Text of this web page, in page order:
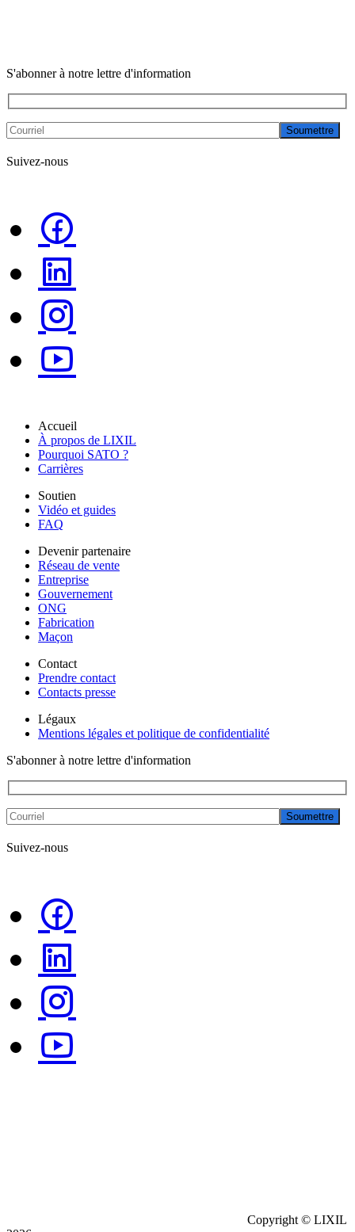
S'abonner à notre lettre d'information
Soumettre
Suivez-nous
Accueil
À propos de LIXIL
Pourquoi SATO ?
Carrières
Soutien
Vidéo et guides
FAQ
Devenir partenaire
Réseau de vente
Entreprise
Gouvernement
ONG
Fabrication
Maçon
Contact
Prendre contact
Contacts presse
Légaux
Mentions légales et politique de confidentialité
S'abonner à notre lettre d'information
Soumettre
Suivez-nous
Copyright © LIXIL